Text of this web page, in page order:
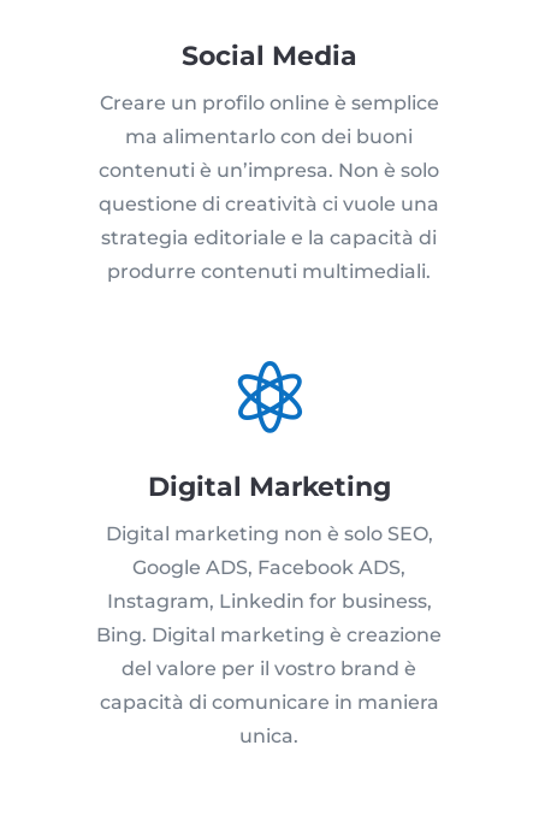
Social Media
Creare un profilo online è semplice
ma alimentarlo con dei buoni
contenuti è un’impresa. Non è solo
questione di creatività ci vuole una
strategia editoriale e la capacità di
produrre contenuti multimediali.

Digital Marketing
Digital marketing non è solo SEO,
Google ADS, Facebook ADS,
Instagram, Linkedin for business,
Bing. Digital marketing è creazione
del valore per il vostro brand è
capacità di comunicare in maniera
unica.